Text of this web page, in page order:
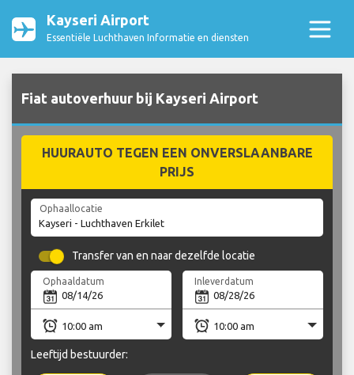
Kayseri Airport
Essentiële Luchthaven Informatie en diensten
Fiat autoverhuur bij Kayseri Airport
HUURAUTO TEGEN EEN ONVERSLAANBARE
PRIJS
Ophaallocatie
Transfer van en naar dezelfde locatie
Ophaaldatum Inleverdatum
Leeftijd bestuurder: